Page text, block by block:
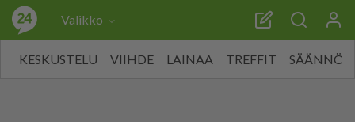
Valikko
KESKUSTELU VIIHDE LAINAA TREFFIT SÄÄNNÖT